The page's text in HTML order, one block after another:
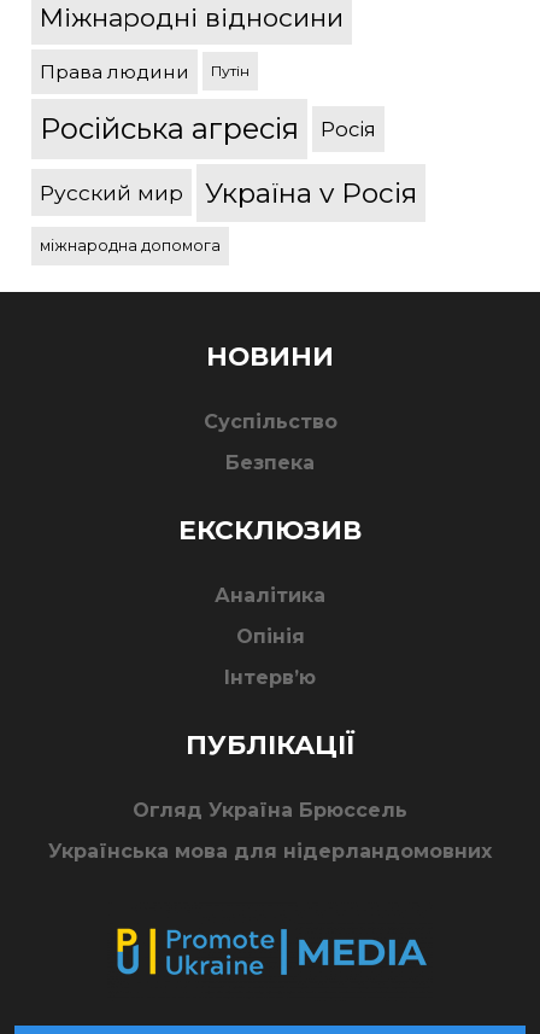
Міжнародні відносини
Права людини Путін
Російська агресія Росія
Русский мир Україна v Росія
міжнародна допомога
НОВИНИ
Суспільство
Безпека
ЕКСКЛЮЗИВ
Аналітика
Опінія
Інтерв’ю
ПУБЛІКАЦІЇ
Огляд Україна Брюссель
Українська мова для нідерландомовних